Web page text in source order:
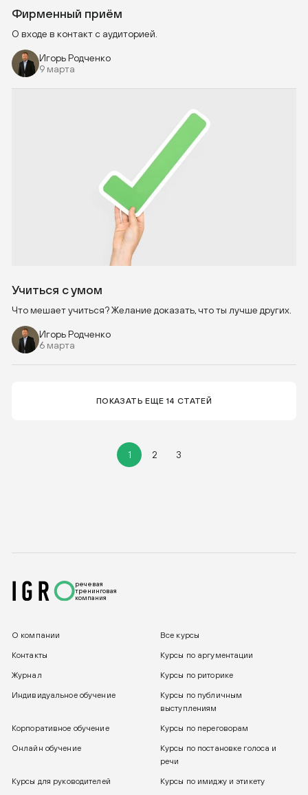
Фирменный приём
О входе в контакт с аудиторией.
Игорь Родченко
9 марта
Учиться с умом
Что мешает учиться? Желание доказать, что ты лучше других.
Игорь Родченко
6 марта
ПОКАЗАТЬ ЕЩЕ 14 СТАТЕЙ
1 2 3
речевая
тренинговая
компания
О компании Все курсы
Контакты Курсы по аргументации
Журнал Курсы по риторике
Индивидуальное обучение
Курсы по публичным
выступлениям
Корпоративное обучение Курсы по переговорам
Онлайн обучение
Курсы по постановке голоса и
речи
Курсы для руководителей Курсы по имиджу и этикету